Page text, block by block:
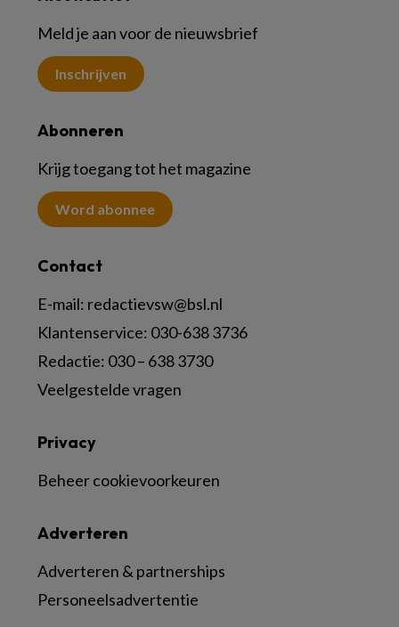
Meld je aan voor de nieuwsbrief
Inschrijven
Abonneren
Krijg toegang tot het magazine
Word abonnee
Contact
E-mail: redactievsw@bsl.nl
Klantenservice: 030-638 3736
Redactie: 030 – 638 3730
Veelgestelde vragen
Adverteren
Adverteren & partnerships
Personeelsadvertentie
Privacy
Beheer cookievoorkeuren